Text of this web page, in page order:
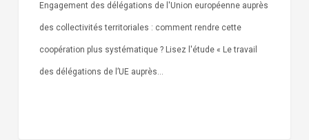
Engagement des délégations de l'Union européenne auprès
des collectivités territoriales : comment rendre cette
coopération plus systématique ? Lisez l'étude « Le travail
des délégations de l’UE auprès…